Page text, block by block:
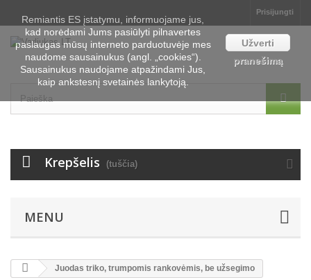
Prisijungti
Krepšelis (tuščia)
MENU
Juodas triko, trumpomis rankovėmis, be užsegimo
Remiantis ES įstatymu, informuojame jus,
kad norėdami Jums pasiūlyti pilnavertes
paslaugas mūsų interneto parduotuvėje mes
naudome sausainukus (angl. „cookies“).
Sausainukus naudojame atpažindami Jus,
kaip ankstesnį svetainės lankytoją.
Užverti
pranešimą